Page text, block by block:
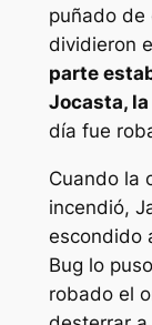
puñado de
dividieron
parte
Jocasta,
día fue
Cuando la
incendió,
escondido
Bug lo
robado el